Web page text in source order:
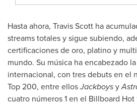
Hasta ahora, Travis Scott ha
streams totales y sigue subiendo,
certificaciones de oro, platino y
mundo. Su música ha encabezado
internacional, con tres debuts en el
Top 200, entre ellosJackboysy
cuatro números 1 en el Billboard Hot